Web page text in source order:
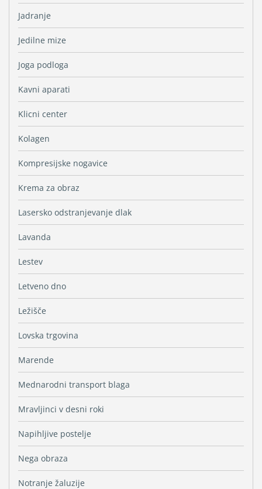
Jadranje
Jedilne mize
Joga podloga
Kavni aparati
Klicni center
Kolagen
Kompresijske nogavice
Krema za obraz
Lasersko odstranjevanje dlak
Lavanda
Lestev
Letveno dno
Ležišče
Lovska trgovina
Marende
Mednarodni transport blaga
Mravljinci v desni roki
Napihljive postelje
Nega obraza
Notranje žaluzije